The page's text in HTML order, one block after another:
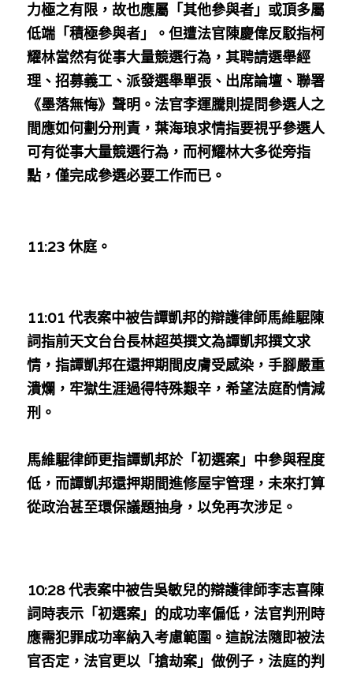
KOL 精選
大衛sir專欄
曾子晴 - 晴深直說
龔靜儀大律師專欄
陳貴春大律師專欄
羅浚軒專欄
汪明欣專欄
張美雄專欄
莊豪鋒專欄
力極之有限，故也應屬「其他參與者」或頂多屬
低端「積極參與者」。但遭法官陳慶偉反駁指柯
耀林當然有從事大量競選行為，其聘請選舉經
理、招募義工、派發選舉單張、出席論壇、聯署
《墨落無悔》聲明。法官李運騰則提問參選人之
間應如何劃分刑責，葉海琅求情指要視乎參選人
可有從事大量競選行為，而柯耀林大多從旁指
點，僅完成參選必要工作而已。
11:23 休庭。
11:01 代表案中被告譚凱邦的辯護律師馬維騉陳
詞指前天文台台長林超英撰文為譚凱邦撰文求
情，指譚凱邦在還押期間皮膚受感染，手腳嚴重
潰爛，牢獄生涯過得特殊艱辛，希望法庭酌情減
刑。
馬維騉律師更指譚凱邦於「初選案」中參與程度
低，而譚凱邦還押期間進修屋宇管理，未來打算
從政治甚至環保議題抽身，以免再次涉足。
10:28 代表案中被告吳敏兒的辯護律師李志喜陳
詞時表示「初選案」的成功率偏低，法官判刑時
應需犯罪成功率納入考慮範圍。這說法隨即被法
官否定，法官更以「搶劫案」做例子，法庭的判